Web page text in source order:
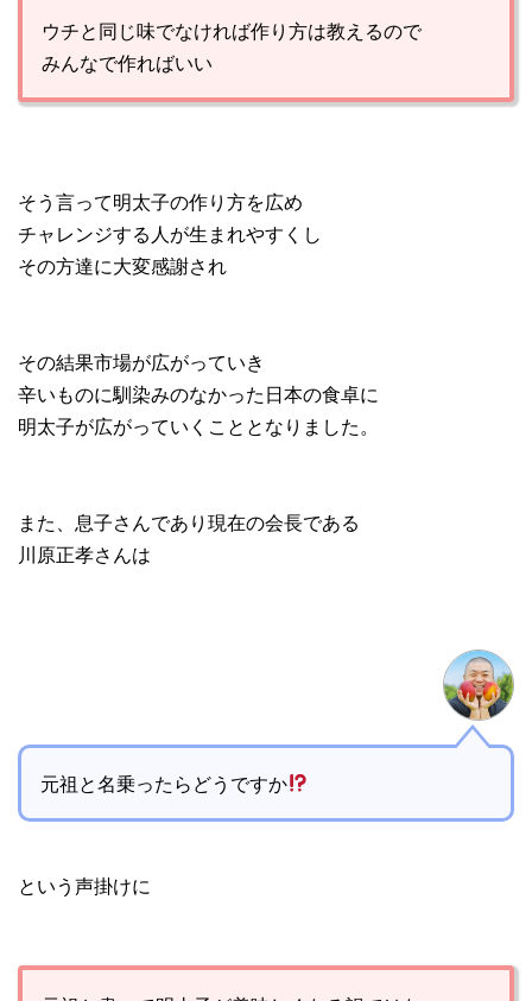
ウチと同じ味でなければ作り方は教えるので
みんなで作ればいい
そう言って明太子の作り方を広め
チャレンジする人が生まれやすくし
その方達に大変感謝され
その結果市場が広がっていき
辛いものに馴染みのなかった日本の食卓に
明太子が広がっていくこととなりました。
また、息子さんであり現在の会長である
川原正孝さんは
元祖と名乗ったらどうですか
という声掛けに